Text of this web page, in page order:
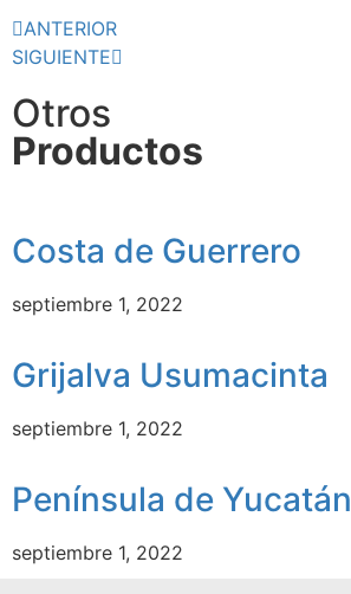
ANTERIOR
SIGUIENTE
Otros
Productos
Costa de Guerrero
septiembre 1, 2022
Grijalva Usumacinta
septiembre 1, 2022
Península de Yucatán
septiembre 1, 2022